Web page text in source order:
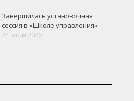
Завершилась установочная
сессия в «Школе управления»
24 июля 2026